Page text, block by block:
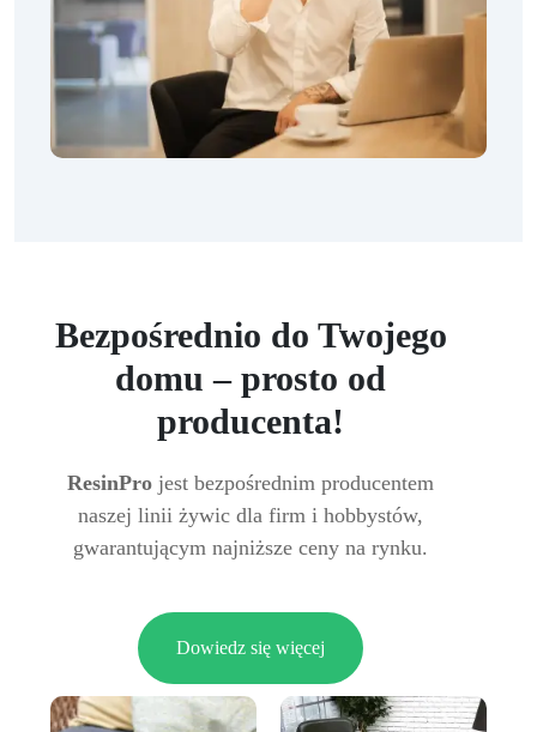
Bezpośrednio do Twojego
domu – prosto od
producenta!
ResinPro jest bezpośrednim producentem
naszej linii żywic dla firm i hobbystów,
gwarantującym najniższe ceny na rynku.
Dowiedz się więcej